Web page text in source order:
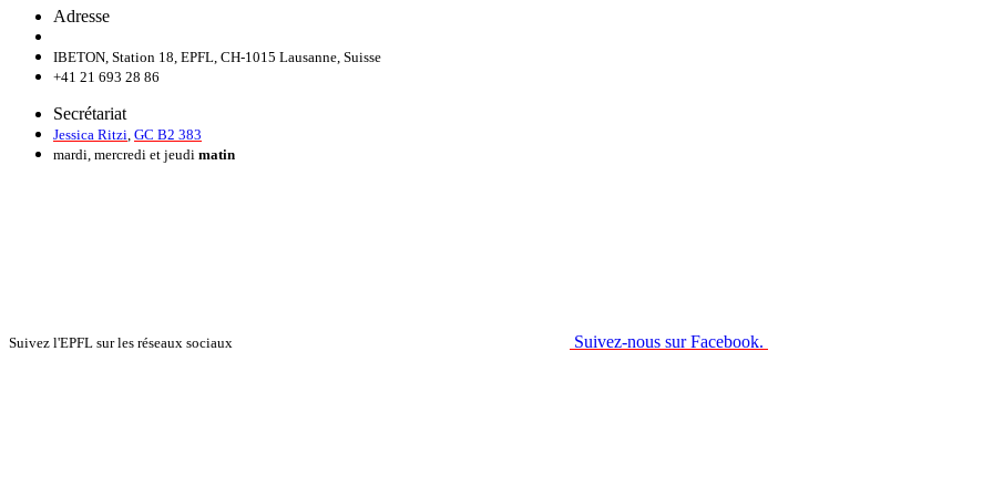
Adresse
IBETON, Station 18, EPFL, CH-1015 Lausanne, Suisse
+41 21 693 28 86
Secrétariat
Jessica Ritzi GC B2 383
mardi, mercredi et jeudi matin
Suivez l'EPFL sur les réseaux sociaux Suivez-nous sur Facebook.